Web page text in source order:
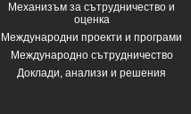
Механизъм за сътрудничество и
оценка
Международни проекти и програми
Международно сътрудничество
Доклади, анализи и решения